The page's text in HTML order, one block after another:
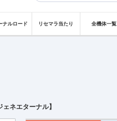
ナルロード リセマラ当たり 全機体一覧
ネエターナル】